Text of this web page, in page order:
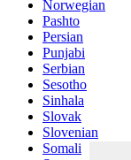
Norwegian
Pashto
Persian
Punjabi
Serbian
Sesotho
Sinhala
Slovak
Slovenian
Somali